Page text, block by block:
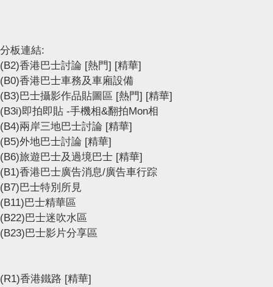
分板連結:
(B2)香港巴士討論 [熱門] [精華]
(B0)香港巴士車務及車廂設備
(B3)巴士攝影作品貼圖區 [熱門] [精華]
(B3i)即拍即貼 -手機相&翻拍Mon相
(B4)兩岸三地巴士討論 [精華]
(B5)外地巴士討論 [精華]
(B6)旅遊巴士及過境巴士 [精華]
(B1)香港巴士廣告消息/廣告車行踪
(B7)巴士特別所見
(B11)巴士精華區
(B22)巴士迷吹水區
(B23)巴士影片分享區
(R1)香港鐵路 [精華]